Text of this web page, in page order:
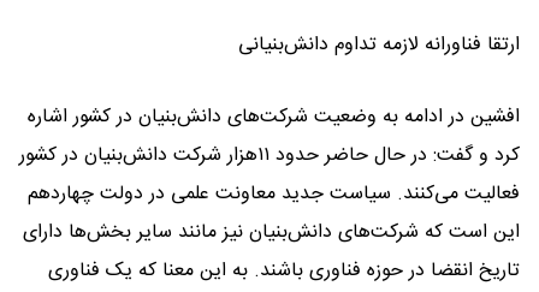
ارتقا فناورانه لازمه تداوم دانش‌بنیانی
افشین در ادامه به وضعیت شرکت‌های دانش‌بنیان در کشور اشاره
کرد و گفت: در حال حاضر حدود ۱۱هزار شرکت دانش‌بنیان در کشور
فعالیت می‌کنند. سیاست جدید معاونت علمی در دولت چهاردهم
این است که شرکت‌های دانش‌بنیان نیز مانند سایر بخش‌ها دارای
تاریخ انقضا در حوزه فناوری باشند. به این معنا که یک فناوری